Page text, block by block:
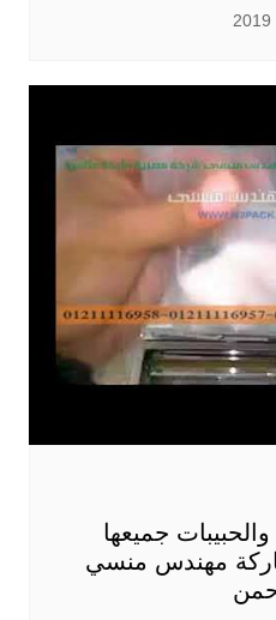
جميعها
بكود 601 ماركة مهندس منسي